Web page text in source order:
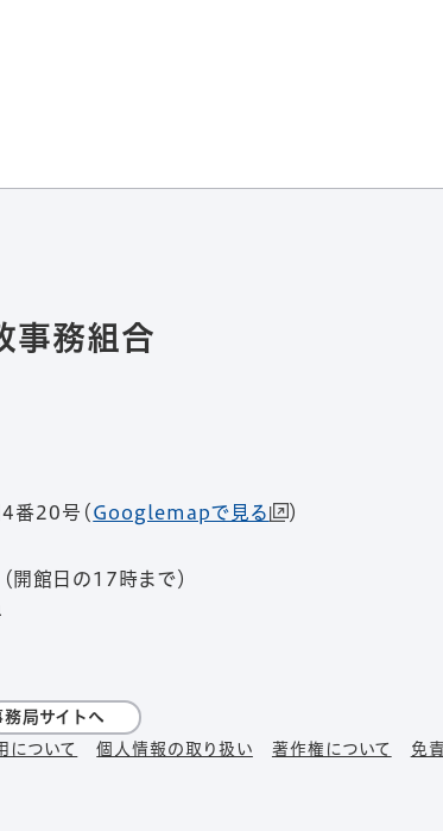
事務組合
4番20号 （ Googlemapで見る
）
館日の17時まで）
務局サイトへ
について 個人情報の取り扱い 著作権について 免